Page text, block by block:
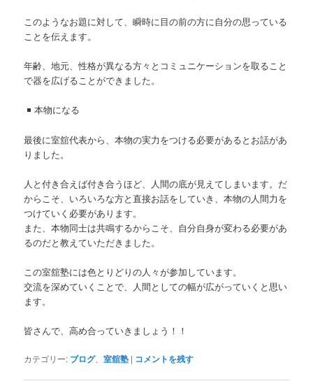
このようなお題に対して、瞬時に目の前の方に自分の思っている
ことを伝えます。
年齢、地元、性格が異なる方々とコミュニケーションを取ること
で器を広げることができました。
本物になる
最後に室舘代表から、本物の実力をつける必要があるとお話があ
りました。
人と付き合えば付き合うほど、人間の底が見えてしまいます。だ
からこそ、いろいろな方と直接お話をしていき、本物の人間力を
つけていく必要があります。
また、本物同士は共鳴するからこそ、自分自身が変わる必要があ
るのだと教えていただきました。
この室舘塾には色とりどりの人々が参加しています。
交流を深めていくことで、人間としての幅が広がっていくと思い
ます。
皆さんで、高め合っていきましょう！！
カテゴリー: ブログ、室舘塾 | コメントを残す